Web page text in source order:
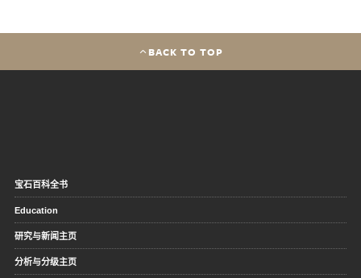
BACK TO TOP
宝石百科全书
Education
研究与新闻主页
分析与分级主页